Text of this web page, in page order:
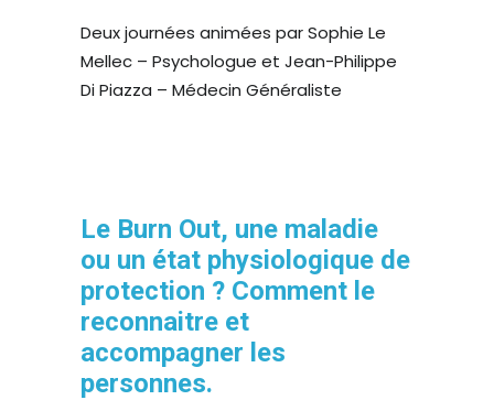
Deux journées animées par Sophie Le
Mellec – Psychologue et Jean-Philippe
Di Piazza – Médecin Généraliste
Le Burn Out, une maladie
ou un état physiologique de
protection ? Comment le
reconnaitre et
accompagner les
personnes.